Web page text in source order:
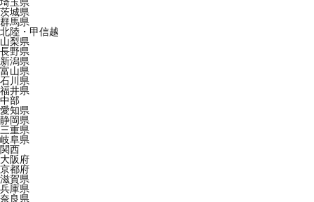
茨城県
群馬県
北陸・甲信越
山梨県
長野県
新潟県
富山県
石川県
福井県
中部
愛知県
静岡県
三重県
岐阜県
関西
大阪府
京都府
滋賀県
兵庫県
奈良県